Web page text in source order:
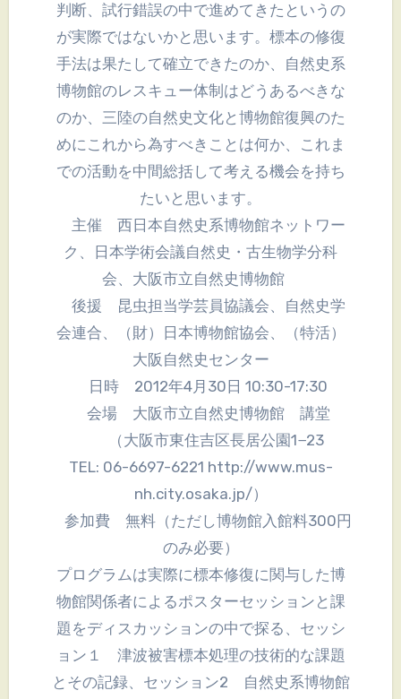
判断、試行錯誤の中で進めてきたというの
が実際ではないかと思います。標本の修復
手法は果たして確立できたのか、自然史系
博物館のレスキュー体制はどうあるべきな
のか、三陸の自然史文化と博物館復興のた
めにこれから為すべきことは何か、これま
での活動を中間総括して考える機会を持ち
たいと思います。
主催 西日本自然史系博物館ネットワー
ク、日本学術会議自然史・古生物学分科
会、大阪市立自然史博物館
後援 昆虫担当学芸員協議会、自然史学
会連合、（財）日本博物館協会、（特活）
大阪自然史センター
日時 2012年4月30日 10:30-17:30
会場 大阪市立自然史博物館 講堂
（大阪市東住吉区長居公園1−23
TEL: 06-6697-6221 http://www.mus-
nh.city.osaka.jp/）
参加費 無料（ただし博物館入館料300円
のみ必要）
プログラムは実際に標本修復に関与した博
物館関係者によるポスターセッションと課
題をディスカッションの中で探る、セッシ
ョン１ 津波被害標本処理の技術的な課題
とその記録、セッション2 自然史系博物館